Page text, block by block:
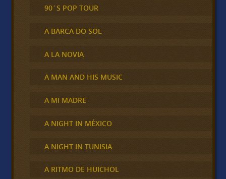
90´S POP TOUR
A BARCA DO SOL
A LA NOVIA
A MAN AND HIS MUSIC
A MI MADRE
A NIGHT IN MÉXICO
A NIGHT IN TUNISIA
A RITMO DE HUICHOL